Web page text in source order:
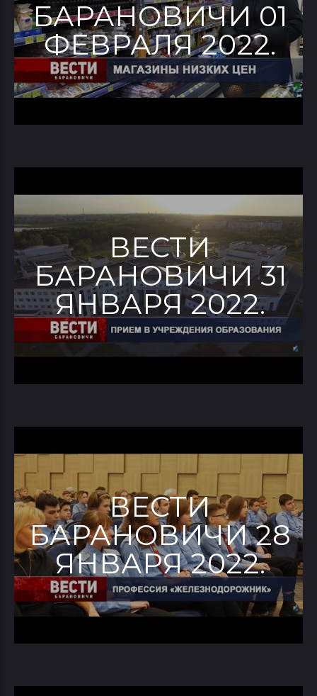
БАРАНОВИЧИ 01
ФЕВРАЛЯ 2022.
ВЕСТИ
БАРАНОВИЧИ 31
ЯНВАРЯ 2022.
ВЕСТИ
БАРАНОВИЧИ 28
ЯНВАРЯ 2022.